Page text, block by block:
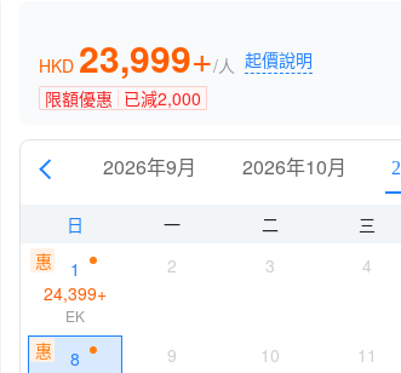
HKD 23,999+/人 起價說明
限額優惠 已減2,000
2026年9月 2026年10月
日 一 二 三
惠
1
24,399+
EK
2 3 4
惠
8
9 10 11